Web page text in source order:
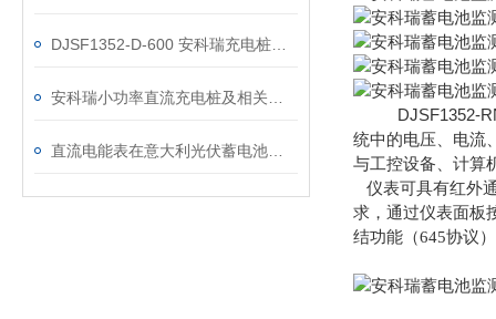
DJSF1352-
统中的电压、电流
与工控设备、计算
仪表可具有红外
求，通过仪表面板
结功能（645协议